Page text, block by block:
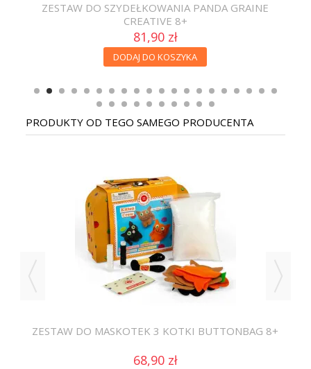
ZESTAW DO SZYDEŁKOWANIA PANDA GRAINE
CREATIVE 8+
81,90 zł
DODAJ DO KOSZYKA
PRODUKTY OD TEGO SAMEGO PRODUCENTA
ZESTAW DO MASKOTEK 3 KOTKI BUTTONBAG 8+
68,90 zł